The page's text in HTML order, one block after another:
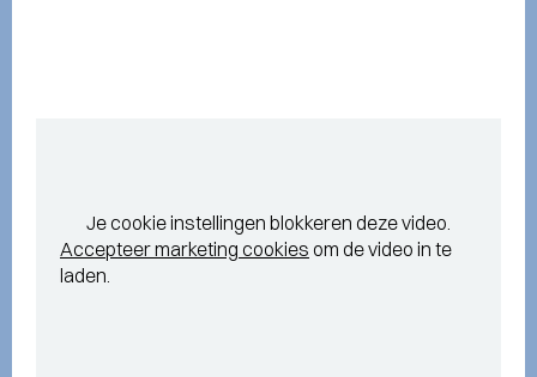
Je cookie instellingen blokkeren deze video.
Accepteer marketing cookies om de video in te
laden.